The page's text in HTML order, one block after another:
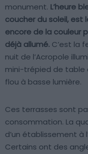
monument. L’heure
coucher du soleil,
encore de la couleur
déjà allumé. C’est la
nuit de l’Acropole
mini-trépied de table
flou à basse lumière.
Ces terrasses sont
consommation. La
d’un établissement à
Certains ont des